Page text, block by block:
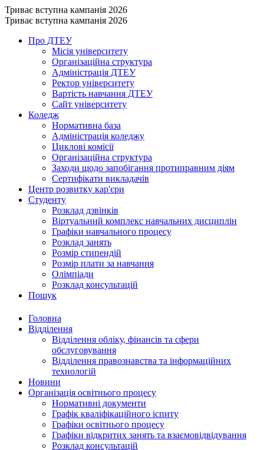
Триває вступна кампанія 2026
Триває вступна кампанія 2026
Про ДТЕУ
Місія університету
Організаційна структура
Адміністрація ДТЕУ
Ректор університету
Вартість навчання ДТЕУ
Сайт університету
Коледж
Нормативна база
Адміністрація коледжу
Циклові комісії
Організаційна структура
Заходи щодо запобігання протиправним діям
Сертифікати викладачів
Центр розвитку кар'єри
Студенту
Розклад дзвінків
Віртуальний комплекс навчальних дисциплін
Графіки навчального процесу
Розклад занять
Розмір стипендій
Розмір плати за навчання
Олімпіади
Розклад консультацій
Пошук
Головна
Відділення
Відділення обліку, фінансів та сфери
обслуговування
Відділення правознавства та інформаційних
технологій
Новини
Організація освітнього процесу
Нормативні документи
Графік кваліфікаційного іспиту
Графіки освітнього процесу
Графіки відкритих занять та взаємовідвідування
Розклад консультацій